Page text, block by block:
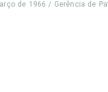
de 1966 / Gerência de